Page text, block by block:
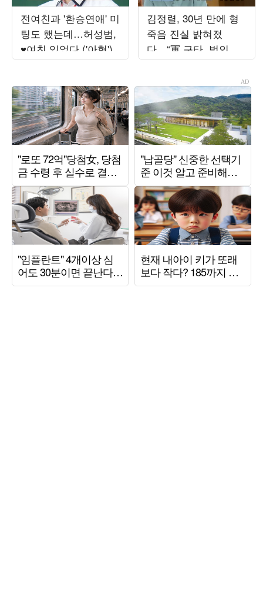
전여친과 '환승연애' 미
팅도 했는데…허성범,
♥여친 있었다 ('아형')
김정렬, 30년 만에 형
죽음 진실 밝혀졌
다…“軍 구타, 범인이
사죄” (‘데이앤나잇’)